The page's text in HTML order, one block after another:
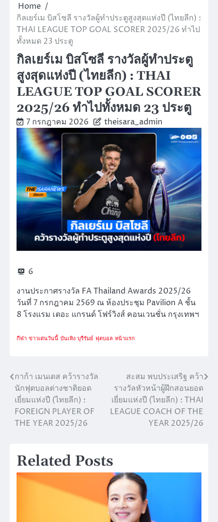
Home
กิลเยร์เม บิสโซลี รางวัลผู้ทำประตูสูงสุดแห่งปี (ไทยลีก) :
THAI LEAGUE TOP GOAL SCORER 2025/26 ทำไป
ทั้งหมด 23 ประตู
กิลเยร์เม บิสโซลี รางวัลผู้ทำประตู
สูงสุดแห่งปี (ไทยลีก) : THAI
LEAGUE TOP GOAL SCORER
2025/26 ทำไปทั้งหมด 23 ประตู
7 กรกฎาคม 2026 theisara_admin
6
งานประกาศรางวัล FA Thailand Awards 2025/26
วันที่ 7 กรกฎาคม 2569 ณ ห้องประชุม Pavilion A ชั้น
8 โรงแรม เดอะ แกรนด์ โฟร์วิงส์ คอนเวนชั่น กรุงเทพฯ
กีฬา ข่าวเด่นวันนี้ บันเทิง บุรีรัมย์ ฟุตบอล หน้าแรก
แนะแนว
เรื่อง
กาก้า เมนเดส คว้ารางวัล
นักฟุตบอลต่างชาติยอด
เยี่ยมแห่งปี (ไทยลีก) :
FOREIGN PLAYER OF
THE YEAR 2025/26
สะสม พบประเสริฐ คว้า
รางวัลหัวหน้าผู้ฝึกสอนยอด
เยี่ยมแห่งปี (ไทยลีก) : THAI
LEAGUE COACH OF THE
YEAR 2025/26
Related Posts